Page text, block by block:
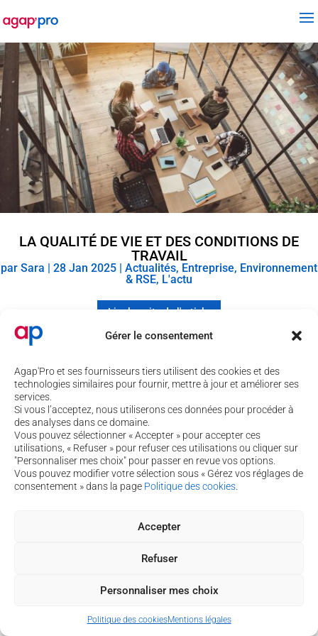
Gérer le consentement
Agap'Pro et ses fournisseurs tiers utilisent des cookies et des
technologies similaires pour fournir, mettre à jour et améliorer ses
services.
Si vous l’acceptez, nous utiliserons ces données pour procéder à
des analyses dans ce domaine.
Vous pouvez sélectionner « Accepter » pour accepter ces
utilisations, « Refuser » pour refuser ces utilisations ou cliquer sur
"Personnaliser mes choix" pour passer en revue vos options.
Vous pouvez modifier votre sélection sous « Gérez vos réglages de
consentement » dans la page Politique des cookies
Accepter
Refuser
Personnaliser mes choix
Politique des cookiesMentions légales
LA QUALITÉ DE VIE ET DES CONDITIONS DE
TRAVAIL
par Sara | 28 Jan 2025 | Actualités, Entreprise, Environnement
& RSE, L'actu
Lire la suite de l'article
4 rue de Béguey 33370 TRESSES
05 56 40 69 99
contact@agap-pro.com
Vous souhaitez suivre nos actualités ?
Inscrivez-vous à notre newsletter !
Je m’inscris à la newsletter
Mentions légales